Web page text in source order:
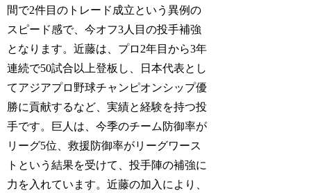
間で2件目のトレード成立という異例の
スピード感で、今オフ3人目の投手補強
となります。近藤は、プロ2年目から3年
連続で50試合以上登板し、日本代表とし
てアジアプロ野球チャンピオンシップ優
勝に貢献するなど、実績と経験を持つ投
手です。巨人は、今季のチーム防御率が
リーグ5位、救援防御率がリーグワース
トという結果を受けて、投手陣の補強に
力を入れています。近藤の加入により、